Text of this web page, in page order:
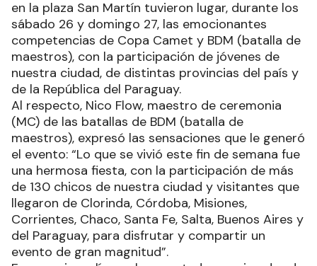
en la plaza San Martín tuvieron lugar, durante los
sábado 26 y domingo 27, las emocionantes
competencias de Copa Camet y BDM (batalla de
maestros), con la participación de jóvenes de
nuestra ciudad, de distintas provincias del país y
de la República del Paraguay.
Al respecto, Nico Flow, maestro de ceremonia
(MC) de las batallas de BDM (batalla de
maestros), expresó las sensaciones que le generó
el evento: “Lo que se vivió este fin de semana fue
una hermosa fiesta, con la participación de más
de 130 chicos de nuestra ciudad y visitantes que
llegaron de Clorinda, Córdoba, Misiones,
Corrientes, Chaco, Santa Fe, Salta, Buenos Aires y
del Paraguay, para disfrutar y compartir un
evento de gran magnitud”.